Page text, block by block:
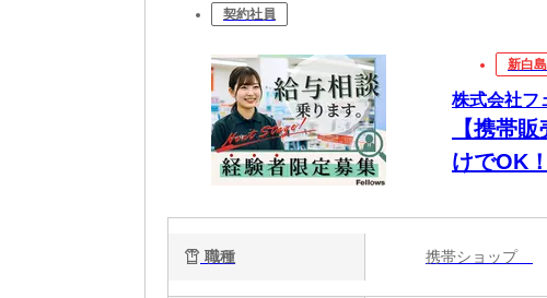
契約社員
新白
株式会社フ
【携帯
けでOK
職種 携帯ショップ